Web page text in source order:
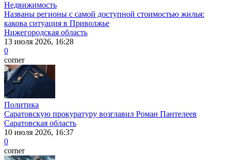
Недвижимость
Названы регионы с самой доступной стоимостью жилья:
какова ситуация в Приволжье
Нижегородская область
13 июля 2026, 16:28
0
corner
Политика
Саратовскую прокуратуру возглавил Роман Пантелеев
Саратовская область
10 июля 2026, 16:37
0
corner